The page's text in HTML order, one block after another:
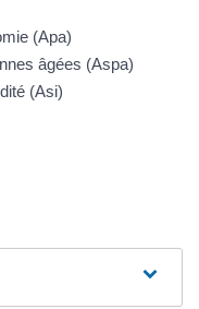
(Apa)
âgées (Aspa)
(Asi)